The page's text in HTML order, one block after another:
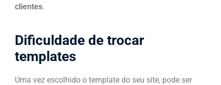
clientes.
Dificuldade de trocar
templates
Uma vez escolhido o template do seu site, pode ser